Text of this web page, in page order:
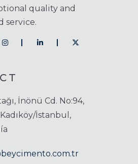
quality and
service.
İnönü Cd. No:94,
İstanbul,